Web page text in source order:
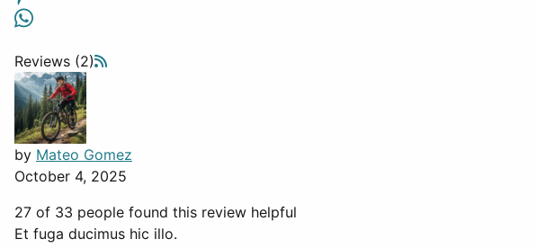
Reviews (2)
by Mateo Gomez
October 4, 2025
27 of 33 people found this review helpful
Et fuga ducimus hic illo.